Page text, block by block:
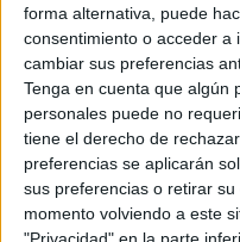
forma alternativa, puede
consentimiento o acceder a
cambiar sus preferencias
Tenga en cuenta que algún
personales puede no
tiene el derecho de
preferencias se aplicarán
sus preferencias o retirar
momento volviendo a este
first anterior ... 6 7